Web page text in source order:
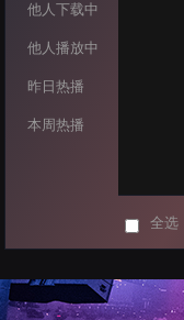
他人下载中
他人播放中
昨日热播
本周热播
全选